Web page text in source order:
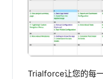
Trialforce让您的每